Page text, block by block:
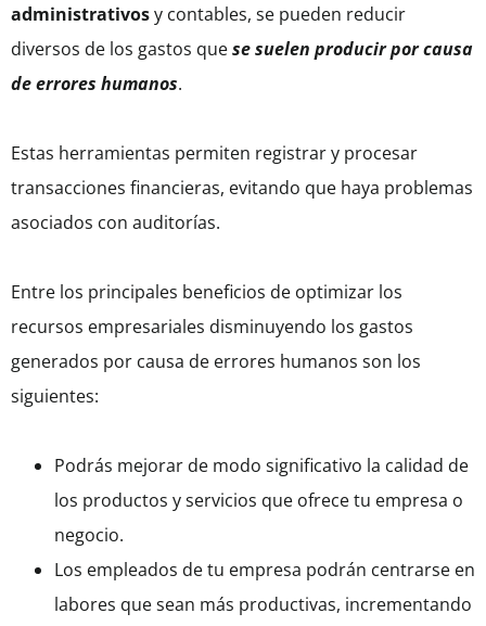
administrativosy contables, se pueden reducir
diversos de los gastos quese suelen producir por causa
de errores humanos.
Estas herramientas permiten registrar y procesar
transacciones financieras, evitando que haya problemas
asociados con auditorías.
Entre los principales beneficios de optimizar los
recursos empresariales disminuyendo los gastos
generados por causa de errores humanos son los
siguientes:
Podrás mejorar de modo significativo la calidad de
los productos y servicios que ofrece tu empresa o
negocio.
Los empleados de tu empresa podrán centrarse en
labores que sean más productivas, incrementando